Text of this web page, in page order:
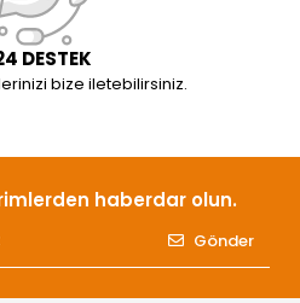
DESTEK
bize iletebilirsiniz.
haberdar olun.
Gönder